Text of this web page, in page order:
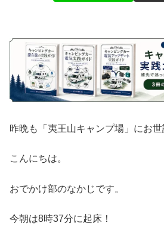
昨晩も「夷王山キャンプ場」にお世
こんにちは。
おでかけ部のなかじです。
今朝は8時37分に起床！